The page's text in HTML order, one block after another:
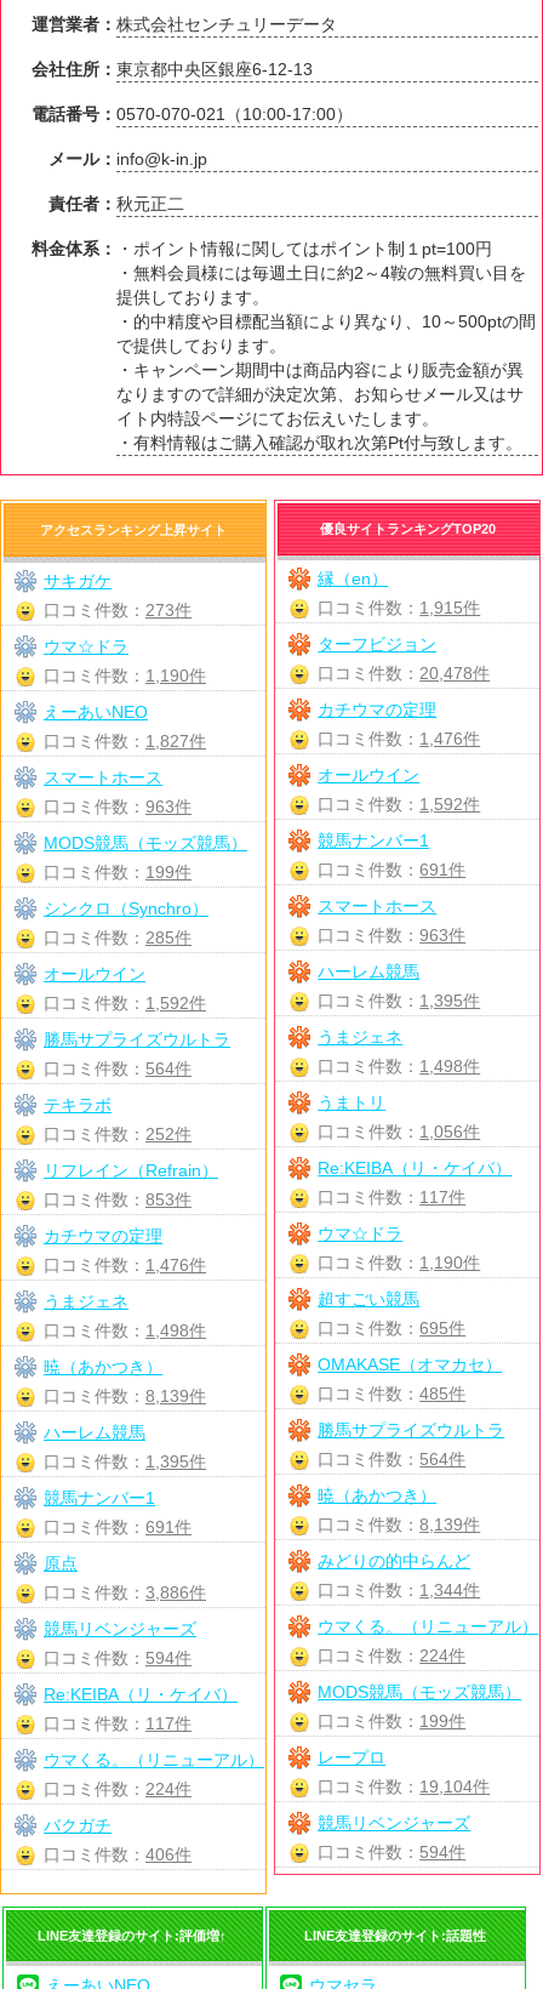
運営業者：株式会社センチュリーデータ
会社住所：東京都中央区銀座6-12-13
電話番号：0570-070-021（10:00-17:00）
メール： info@k-in.jp
責任者：秋元正二
料金体系：
・ポイント情報に関してはポイント制１pt=100円
・無料会員様には毎週土日に約2～4鞍の無料買い目を
提供しております。
・的中精度や目標配当額により異なり、10～500ptの間
で提供しております。
・キャンペーン期間中は商品内容により販売金額が異
なりますので詳細が決定次第、お知らせメール又はサ
イト内特設ページにてお伝えいたします。
・有料情報はご購入確認が取れ次第Pt付与致します。
優良サイトランキングTOP20
縁（en）
口コミ件数： 1,915件
ターフビジョン
口コミ件数： 20,478件
カチウマの定理
口コミ件数： 1,476件
オールウイン
口コミ件数： 1,592件
競馬ナンバー1
口コミ件数：691件
スマートホース
口コミ件数：963件
ハーレム競馬
口コミ件数： 1,395件
うまジェネ
口コミ件数： 1,498件
うまトリ
口コミ件数： 1,056件
Re:KEIBA（リ・ケイバ）
口コミ件数： 117件
ウマ☆ドラ
口コミ件数： 1,190件
超すごい競馬
口コミ件数：695件
OMAKASE（オマカセ）
口コミ件数：485件
勝馬サプライズウルトラ
口コミ件数： 564件
暁（あかつき）
口コミ件数：8,139件
みどりの的中らんど
口コミ件数： 1,344件
ウマくる。（リニューアル）
口コミ件数： 224件
MODS競馬（モッズ競馬）
口コミ件数： 199件
レープロ
口コミ件数： 19,104件
競馬リベンジャーズ
口コミ件数： 594件
アクセスランキング上昇サイト
サキガケ
口コミ件数： 273件
ウマ☆ドラ
口コミ件数： 1,190件
えーあいNEO
口コミ件数： 1,827件
スマートホース
口コミ件数： 963件
MODS競馬（モッズ競馬）
口コミ件数： 199件
シンクロ（Synchro）
口コミ件数： 285件
オールウイン
口コミ件数： 1,592件
勝馬サプライズウルトラ
口コミ件数： 564件
テキラボ
口コミ件数： 252件
リフレイン（Refrain）
口コミ件数： 853件
カチウマの定理
口コミ件数： 1,476件
うまジェネ
口コミ件数： 1,498件
暁（あかつき）
口コミ件数： 8,139件
ハーレム競馬
口コミ件数： 1,395件
競馬ナンバー1
口コミ件数： 691件
原点
口コミ件数： 3,886件
競馬リベンジャーズ
口コミ件数： 594件
Re:KEIBA（リ・ケイバ）
口コミ件数： 117件
ウマくる。（リニューアル）
口コミ件数： 224件
バクガチ
口コミ件数： 406件
LINE友達登録のサイト:評価増↑ LINE友達登録のサイト:話題性